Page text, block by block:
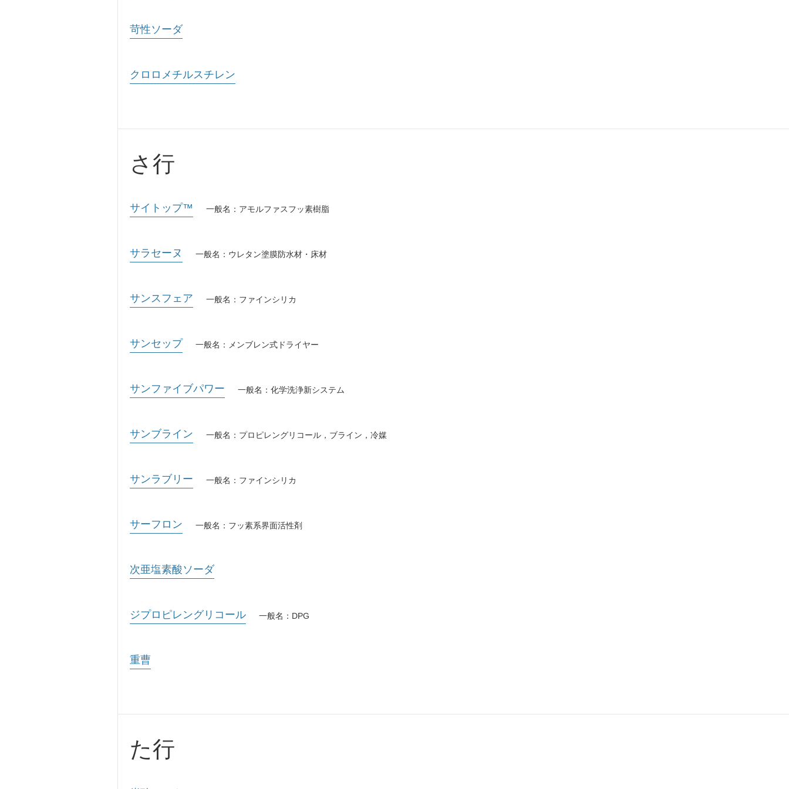
苛性ソーダ
クロロメチルスチレン
さ行
サイトップ™ 一般名：アモルファスフッ素樹脂
サラセーヌ 一般名：ウレタン塗膜防水材・床材
サンスフェア 一般名：ファインシリカ
サンセップ 一般名：メンブレン式ドライヤー
サンファイブパワー 一般名：化学洗浄新システム
サンブライン 一般名：プロピレングリコール，ブライン，冷媒
サンラブリー 一般名：ファインシリカ
サーフロン 一般名：フッ素系界面活性剤
次亜塩素酸ソーダ
ジプロピレングリコール 一般名：DPG
重曹
た行